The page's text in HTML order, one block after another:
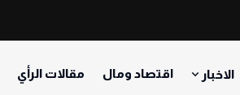
الاخبار اقتصاد ومال مقالات الرأي